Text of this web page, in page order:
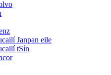
Janpan eile
tSín